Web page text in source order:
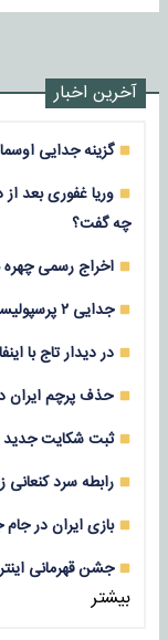
آخرین اخبار
گزینه جدایی
وریا غفوری بعد
چه گفت؟
اخراج رسمی چهره
جدایی ۲ پرسپولیسی و استقلالی در یک روز
در دیدار تاج با
حذف پرچم ایران
ثبت شکایت جدید
رابطه سرد
بازی‌ ایران در
جشن قهرمانی
بیشتر